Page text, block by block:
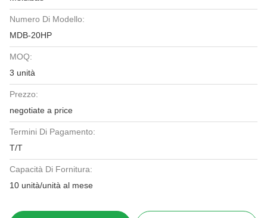
Numero Di Modello:
MDB-20HP
MOQ:
3 unità
Prezzo:
negotiate a price
Termini Di Pagamento:
T/T
Capacità Di Fornitura:
10 unità/unità al mese